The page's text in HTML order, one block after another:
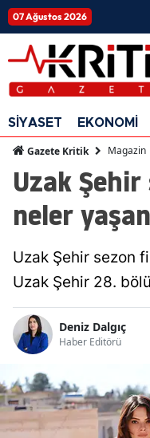
07 Ağustos 2026
SİYASET EKONOMİ
Gazete Kritik Magazin
Uzak
neler
Uzak Şehir sezon
Uzak Şehir 28.
Deniz Dalgıç
Haber Editörü